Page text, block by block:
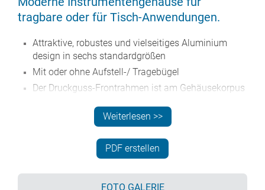
tragbare oder für Tisch-Anwendungen.
Attraktive, robustes und vielseitiges Aluminium
design in sechs standardgrößen
Mit oder ohne Aufstell-/ Tragebügel
Der Druckguss-Frontrahmen ist am Gehäusekorpus
Abnehmbare Rückwand - vertieft zum Schutz von
Verbindern, Schaltern usw.
Montagelöcher im Boden für Leiterkarten, Chassis
Frontplatten aus eloxiertem Aluminium (Zubehör)
Weiterlesen >>
PDF erstellen
FOTO GALERIE